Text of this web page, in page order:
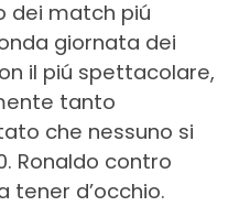
dei match piú
giornata dei
il piú spettacolare,
tanto
che nessuno si
Ronaldo contro
tener d’occhio.